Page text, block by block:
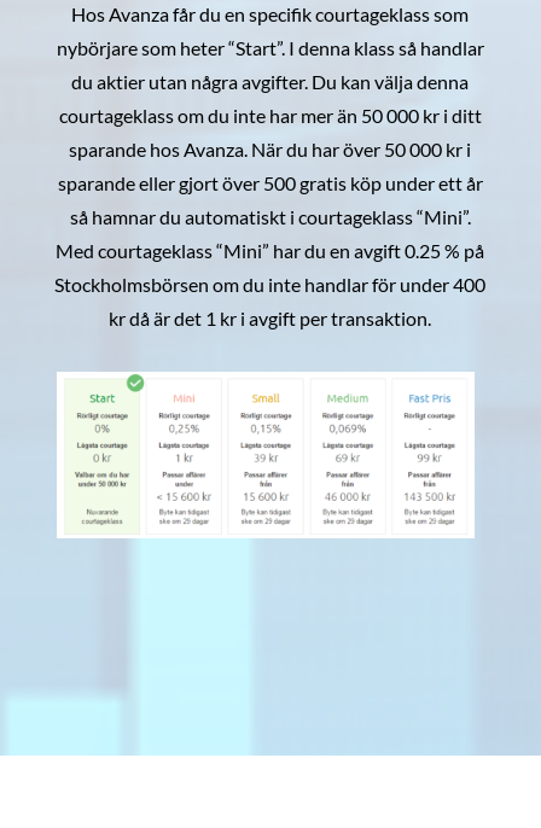
Hos Avanza får du en specifik courtageklass som
nybörjare som heter “Start”. I denna klass så handlar
du aktier utan några avgifter. Du kan välja denna
courtageklass om du inte har mer än 50 000 kr i ditt
sparande hos Avanza. När du har över 50 000 kr i
sparande eller gjort över 500 gratis köp under ett år
så hamnar du automatiskt i courtageklass “Mini”.
Med courtageklass “Mini” har du en avgift 0.25 % på
Stockholmsbörsen om du inte handlar för under 400
kr då är det 1 kr i avgift per transaktion.